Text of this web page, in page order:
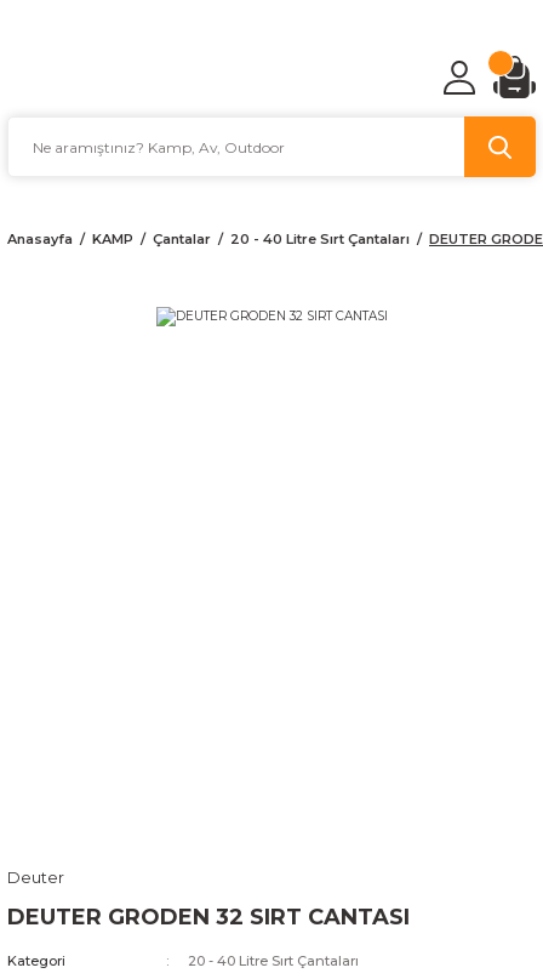
Anasayfa KAMP Çantalar 20 - 40 Litre Sırt Çantaları DEUTER
Deuter
DEUTER GRODEN 32 SIRT CANTASI
Kategori
20 - 40 Litre Sırt Çantaları